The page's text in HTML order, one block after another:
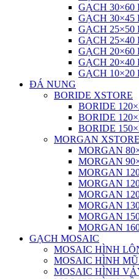
GẠCH 30×60
GẠCH 30×45
GẠCH 25×50
GẠCH 25×40
GẠCH 20×60
GẠCH 20×40
GẠCH 10×20
ĐÁ NUNG
BORIDE XSTORE
BORIDE
BORIDE
BORIDE
MORGAN XSTORE
MORGAN
MORGAN
MORGAN
MORGAN
MORGAN
MORGAN
MORGAN
MORGAN
GẠCH MOSAIC
MOSAIC HÌNH
MOSAIC HÌNH
MOSAIC HÌNH